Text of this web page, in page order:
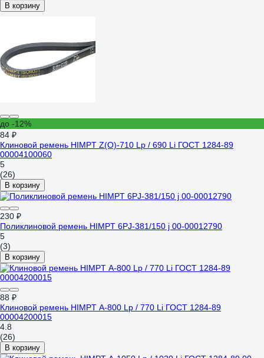
В корзину
до -12%
84 ₽
Клиновой ремень HIMPT Z(O)-710 Lp / 690 Li ГОСТ 1284-89
00004100060
5
(26)
В корзину
230 ₽
Поликлиновой ремень HIMPT 6PJ-381/150 j 00-00012790
5
(3)
В корзину
88 ₽
Клиновой ремень HIMPT А-800 Lp / 770 Li ГОСТ 1284-89
00004200015
4.8
(26)
В корзину